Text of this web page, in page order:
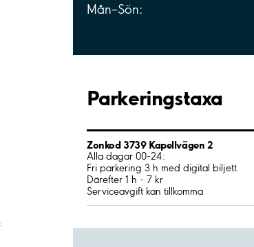
Mån–Sön:
Parkeringstaxa
Zonkod 3739 Kapellvägen 2
Alla dagar 00-24:
Fri parkering 3 h med digital biljett
Därefter 1 h - 7 kr
Serviceavgift kan tillkomma
;